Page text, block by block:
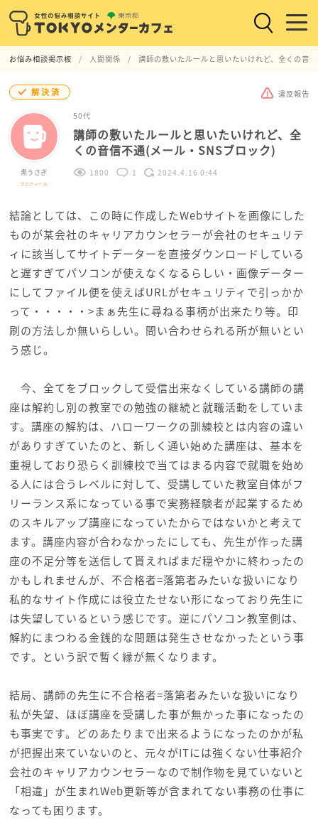
お悩み相談掲示板 人間関係 講師の敷いたルールと思いたいけれど、全くの音
解決済 違反報告
黒うさぎ
プロフィール
50代
講師の敷いたルールと思いたいけれど、全
くの音信不通(メール・SNSブロック)
1800 1 2024.4.16 0:44
結論としては、この時に作成したWebサイトを画像にした
ものが某会社のキャリアカウンセラーが会社のセキュリテ
ィに該当してサイトデーターを直接ダウンロードしている
と遅すぎてパソコンが使えなくなるらしい・画像データー
にしてファイル便を使えばURLがセキュリティで引っかか
って・・・・・>まぁ先生に尋ねる事柄が出来たり等。印
刷の方法しか無いらしい。問い合わせられる所が無いとい
う感じ。
今、全てをブロックして受信出来なくしている講師の講
座は解約し別の教室での勉強の継続と就職活動をしていま
す。講座の解約は、ハローワークの訓練校とは内容の違い
がありすぎていたのと、新しく通い始めた講座は、基本を
重視しており恐らく訓練校で当てはまる内容で就職を始め
る人には合うレベルに対して、受講していた教室自体がフ
リーランス系になっている事で実務経験者が起業するため
のスキルアップ講座になっていたからではないかと考えて
ます。講座内容が合わなかったにしても、先生が作った講
座の不足分等を送信して貰えればまだ穏やかに終わったの
かもしれませんが、不合格者=落第者みたいな扱いになり
私的なサイト作成には役立たせない形になっており先生に
は失望しているという感じです。逆にパソコン教室側は、
解約にまつわる金銭的な問題は発生させなかったという事
です。という訳で暫く縁が無くなります。
結局、講師の先生に不合格者=落第者みたいな扱いになり
私が失望、ほぼ講座を受講した事が無かった事になったの
も事実です。どのあたりまで出来るようになったのかが私
が把握出来ていないのと、元々がITには強くない仕事紹介
会社のキャリアカウンセラーなので制作物を見ていないと
「相違」が生まれWeb更新等が含まれてない事務の仕事に
なっても困ります。